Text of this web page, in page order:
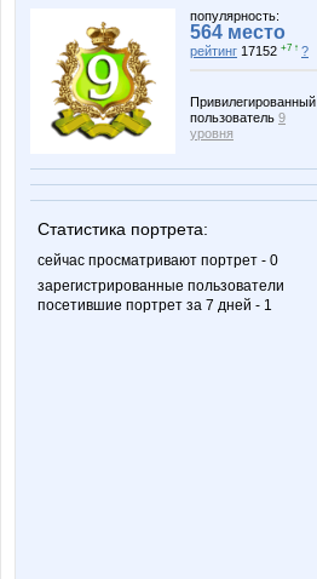
популярность:
564 место
рейтинг 17152 +7 ↑ ?
Привилегированный
пользователь 9
уровня
Статистика портрета:
сейчас просматривают портрет - 0
зарегистрированные пользователи
посетившие портрет за 7 дней - 1